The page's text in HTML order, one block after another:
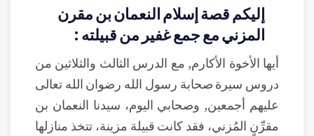
إليكم قصة إسلام النعمان بن مقرن
المزني مع جمع غفير من قبيلته :
أيها الأخوة الأكارم, مع الدرس الثالث والثلاثين من
دروس سيرة صحابة رسول الله رضوان الله تعالى
عليهم أجمعين, وصحابي اليوم، سيدنا النعمان بن
مقرِّنٍ المُزني، فقد كانت قبيلة مزينة، تتخذ منازلها